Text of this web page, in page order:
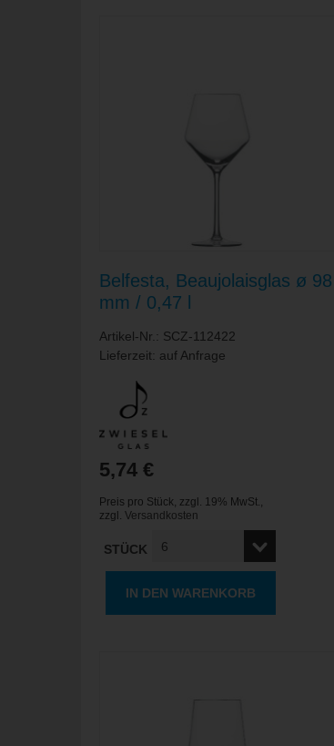
Belfesta, Beaujolaisglas ø 98
mm / 0,47 l
Artikel-Nr.: SCZ-112422
Lieferzeit: auf Anfrage
5,74 €
Preis pro Stück, zzgl. 19% MwSt.,
zzgl. Versandkosten
STÜCK
IN DEN WARENKORB